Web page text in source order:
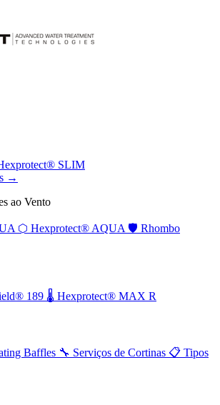
SLIM
→
ao Vento
⬡ Hexprotect® AQUA 🛡️ Rhombo
189 🌡️ Hexprotect® MAX R
Baffles 🔧 Serviços de Cortinas 📋 Tipos